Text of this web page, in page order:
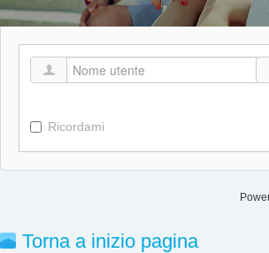
Ricordami
Torna a inizio pagina